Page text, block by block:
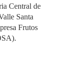
Central de
Santa
Frutos